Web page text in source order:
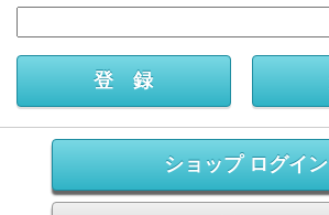
ショップ ログイン